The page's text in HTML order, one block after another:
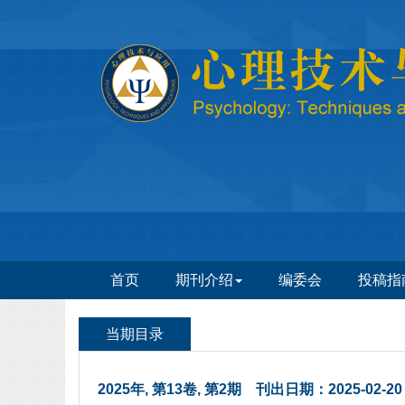
2025年, 第13卷, 第2期 刊出日期：2025-02-20